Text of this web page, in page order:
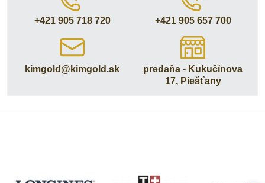
+421 905 718 720 +421 905 657 700
kimgold​@kimgold​.sk
predaňa - Kukučínova
17, Piešťany